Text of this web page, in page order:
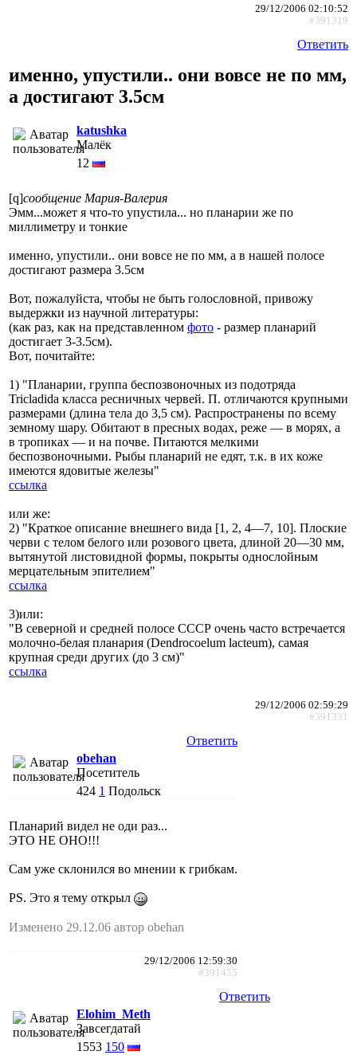
29/12/2006 02:10:52
#391319
Ответить
именно, упустили.. они вовсе не по мм,
а достигают 3.5см
katushka
Малёк
12
[q]сообщение Мария-Валерия
Эмм...может я что-то упустила... но планарии же по
миллиметру и тонкие
именно, упустили.. они вовсе не по мм, а в нашей полосе
достигают размера 3.5см
Вот, пожалуйста, чтобы не быть голословной, привожу
выдержки из научной литературы:
(как раз, как на представленном фото - размер планарий
достигает 3-3.5см).
Вот, почитайте:
1) "Планарии, группа беспозвоночных из подотряда
Tricladida класса ресничных червей. П. отличаются крупными
размерами (длина тела до 3,5 см). Распространены по всему
земному шару. Обитают в пресных водах, реже — в морях, а
в тропиках — и на почве. Питаются мелкими
беспозвоночными. Рыбы планарий не едят, т.к. в их коже
имеются ядовитые железы"
ссылка
или же:
2) "Краткое описание внешнего вида [1, 2, 4—7, 10]. Плоские
черви с телом белого или розового цвета, длиной 20—30 мм,
вытянутой листовидной формы, покрыты однослойным
мерцательным эпителием"
ссылка
3)или:
"В северной и средней полосе СССР очень часто встречается
молочно-белая планария (Dendrocoelum lacteum), самая
крупная среди других (до 3 см)"
ссылка
29/12/2006 02:59:29
#391331
Ответить
obehan
Посетитель
424 1 Подольск
Планарий видел не оди раз...
ЭТО НЕ ОНО!!!
Сам уже склонился во мнении к грибкам.
PS. Это я тему открыл
Изменено 29.12.06 автор obehan
29/12/2006 12:59:30
#391455
Ответить
Elohim_Meth
Завсегдатай
1553 150